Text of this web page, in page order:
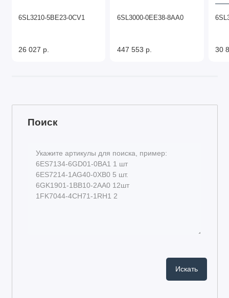
6SL3210-5BE23-0CV1
26 027 р.
6SL3000-0EE38-8AA0
447 553 р. 30
Поиск